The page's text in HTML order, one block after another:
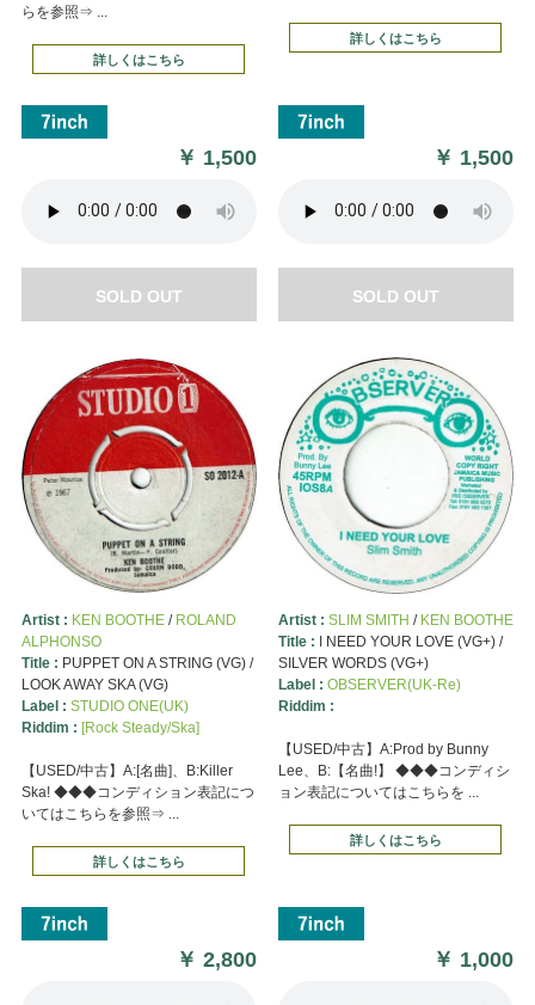
らを参照⇒ ...
詳しくはこちら
￥ 1,500
SOLD OUT
詳しくはこちら
￥ 1,500
SOLD OUT
Artist : KEN BOOTHE/ ROLAND
ALPHONSO
Title : PUPPET ON A STRING (VG) /
LOOK AWAY SKA (VG)
Label : STUDIO ONE(UK)
Riddim : [Rock Steady/Ska]
【USED/中古】A:[名曲]、B:Killer
Ska! ◆◆◆コンディション表記につ
いてはこちらを参照⇒ ...
詳しくはこちら
￥2,800
Artist : SLIM SMITH / KEN BOOTHE
Title : I NEED YOUR LOVE (VG+) /
SILVER WORDS (VG+)
Label : OBSERVER(UK-Re)
Riddim :
【USED/中古】A:Prod by Bunny
Lee、B:【名曲!】 ◆◆◆コンディシ
ョン表記についてはこちらを ...
詳しくはこちら
￥ 1,000